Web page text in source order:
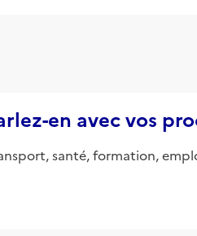
en avec vos
santé, formation,